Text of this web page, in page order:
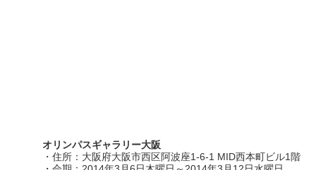
オリンパスギャラリー大阪
・住所：大阪府大阪市西区阿波座1-6-1 MID西本町ビル1階